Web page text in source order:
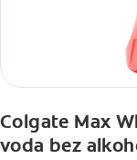
Colgate Max
voda bez